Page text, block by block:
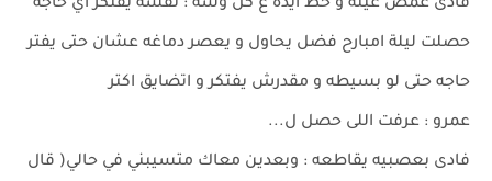
فادى غمض عينه و حط ايده ع كل وشه : نفسه يفتكر اي حاجه
حصلت ليلة امبارح فضل يحاول و يعصر دماغه عشان حتى يفتر
حاجه حتى لو بسيطه و مقدرش يفتكر و اتضايق اكتر
عمرو : عرفت اللى حصل ل...
فادى بعصبيه يقاطعه : وبعدين معاك متسيبني في حالي( قال